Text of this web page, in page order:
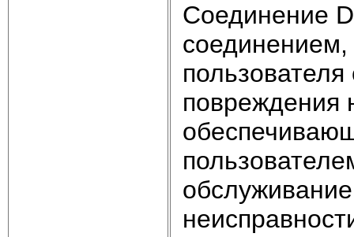
Соединение
соединением,
повреждения